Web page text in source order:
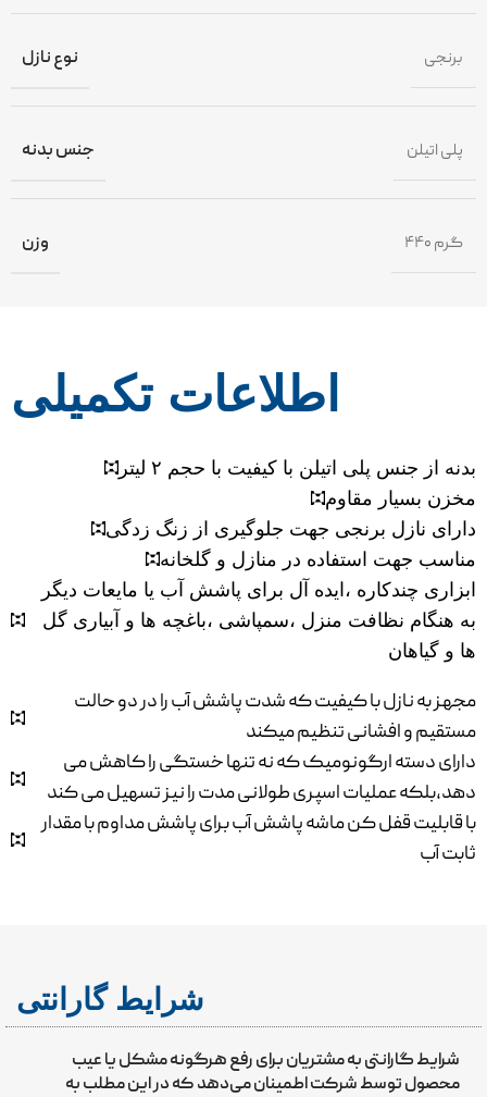
نوع نازل برنجی
جنس بدنه پلی اتیلن
وزن ۴۴۰ گرم
اطلاعات تکمیلی
بدنه از جنس پلی اتیلن با کیفیت با حجم ۲ لیتر
مخزن بسیار مقاوم
دارای نازل برنجی جهت جلوگیری از زنگ زدگی
مناسب جهت استفاده در منازل و گلخانه
ابزاری چندکاره ،ایده آل برای پاشش آب یا مایعات دیگر
به هنگام نظافت منزل ،سمپاشی ،باغچه ها و آبیاری گل
ها و گیاهان
مجهز به نازل با کیفیت که شدت پاشش آب را در دو حالت
مستقیم و افشانی تنظیم میکند
دارای دسته ارگونومیک که نه تنها خستگی را کاهش می
دهد،بلکه عملیات اسپری طولانی مدت را نیز تسهیل می کند
با قابلیت قفل کن ماشه پاشش آب برای پاشش مداوم با مقدار
ثابت آب
شرایط گارانتی
شرایط گارانتی به مشتریان برای رفع هرگونه مشکل یا عیب
محصول توسط شرکت اطمینان می‌دهد که در این مطلب به